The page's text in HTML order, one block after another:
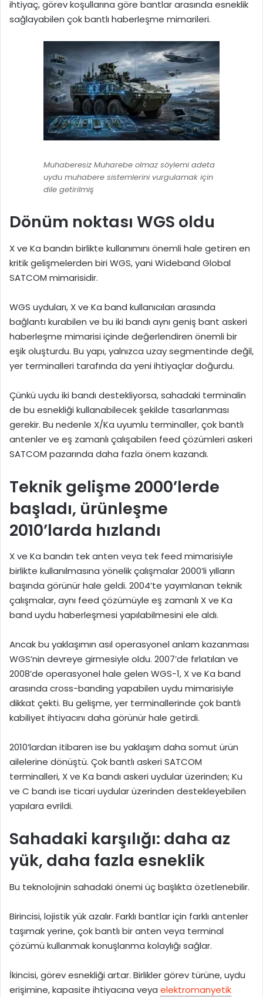
ihtiyaç, görev koşullarına göre bantlar arasında esneklik
sağlayabilen çok bantlı haberleşme mimarileri.
Muhaberesiz Muharebe olmaz söylemi adeta
uydu muhabere sistemlerini vurgulamak için
dile getirilmiş
Dönüm noktası WGS oldu
X ve Ka bandın birlikte kullanımını önemli hale getiren en
kritik gelişmelerden biri WGS, yani Wideband Global
SATCOM mimarisidir.
WGS uyduları, X ve Ka band kullanıcıları arasında
bağlantı kurabilen ve bu iki bandı aynı geniş bant askeri
haberleşme mimarisi içinde değerlendiren önemli bir
eşik oluşturdu. Bu yapı, yalnızca uzay segmentinde değil,
yer terminalleri tarafında da yeni ihtiyaçlar doğurdu.
Çünkü uydu iki bandı destekliyorsa, sahadaki terminalin
de bu esnekliği kullanabilecek şekilde tasarlanması
gerekir. Bu nedenle X/Ka uyumlu terminaller, çok bantlı
antenler ve eş zamanlı çalışabilen feed çözümleri askeri
SATCOM pazarında daha fazla önem kazandı.
Teknik gelişme 2000’lerde
başladı, ürünleşme
2010’larda hızlandı
X ve Ka bandın tek anten veya tek feed mimarisiyle
birlikte kullanılmasına yönelik çalışmalar 2000’li yılların
başında görünür hale geldi. 2004’te yayımlanan teknik
çalışmalar, aynı feed çözümüyle eş zamanlı X ve Ka
band uydu haberleşmesi yapılabilmesini ele aldı.
Ancak bu yaklaşımın asıl operasyonel anlam kazanması
WGS’nin devreye girmesiyle oldu. 2007’de fırlatılan ve
2008’de operasyonel hale gelen WGS-1, X ve Ka band
arasında cross-banding yapabilen uydu mimarisiyle
dikkat çekti. Bu gelişme, yer terminallerinde çok bantlı
kabiliyet ihtiyacını daha görünür hale getirdi.
2010’lardan itibaren ise bu yaklaşım daha somut ürün
ailelerine dönüştü. Çok bantlı askeri SATCOM
terminalleri, X ve Ka bandı askeri uydular üzerinden; Ku
ve C bandı ise ticari uydular üzerinden destekleyebilen
yapılara evrildi.
Sahadaki karşılığı: daha az
yük, daha fazla esneklik
Bu teknolojinin sahadaki önemi üç başlıkta özetlenebilir.
Birincisi, lojistik yük azalır. Farklı bantlar için farklı antenler
taşımak yerine, çok bantlı bir anten veya terminal
çözümü kullanmak konuşlanma kolaylığı sağlar.
İkincisi, görev esnekliği artar. Birlikler görev türüne, uydu
erişimine, kapasite ihtiyacına veya elektromanyetik